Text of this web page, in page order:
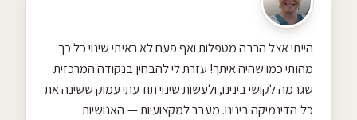
הייתי אצל הרבה מטפלות ואף פעם לא ראיתי שינוי כל כך
מהותי כמו שהיה איתך! עזרת לי להבחין בנקודה המרכזית
שגרמה לקושי בינינו, ולעשות שינוי תודעתי עמוק ששינה את
כל הדינמיקה בינינו. מעבר למקצועיות — האנושיות